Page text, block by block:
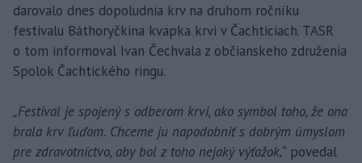
darovalo dnes dopoludnia krv na druhom ročníku
festivalu Báthoryčkina kvapka krvi v Čachticiach. TASR
o tom informoval Ivan Čechvala z občianskeho združenia
Spolok Čachtického ringu.
„Festival je spojený s odberom krvi, ako symbol toho, že ona
brala krv ľuďom. Chceme ju napodobniť s dobrým úmyslom
pre zdravotníctvo, aby bol z toho nejaký výťažok,“ povedal